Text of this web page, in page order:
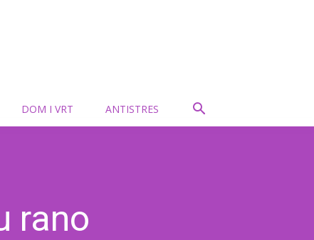
DOM I VRT ANTISTRES
rano